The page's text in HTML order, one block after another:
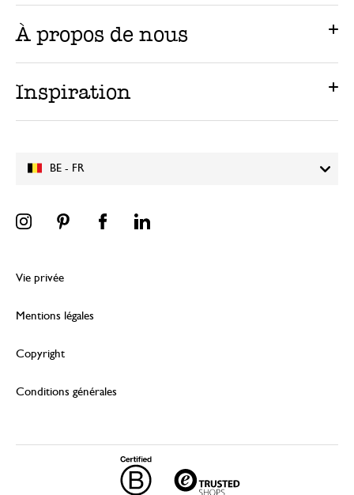
BE - FR
À propos de nous
Inspiration
Vie privée
Mentions légales
Copyright
Conditions générales